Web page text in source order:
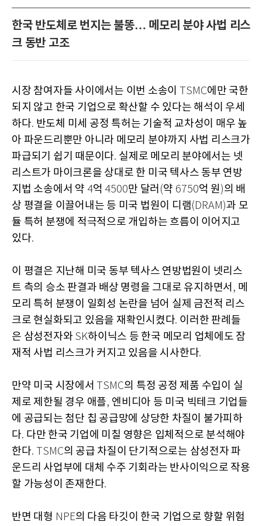
한국 반도체로 번지는 불똥… 메모리 분야 사법 리스
크 동반 고조
시장 참여자들 사이에서는 이번 소송이 TSMC에만 국한
되지 않고 한국 기업으로 확산할 수 있다는 해석이 우세
하다. 반도체 미세 공정 특허는 기술적 교차성이 매우 높
아 파운드리뿐만 아니라 메모리 분야까지 사법 리스크가
파급되기 쉽기 때문이다. 실제로 메모리 분야에서는 넷
리스트가 마이크론을 상대로 한 미국 텍사스 동부 연방
지법 소송에서 약 4억 4500만 달러 (약 6750억 원)의 배
상 평결을 이끌어내는 등 미국 법원이 디램(DRAM)과 모
듈 특허 분쟁에 적극적으로 개입하는 흐름이 이어지고
있다.
이 평결은 지난해 미국 동부 텍사스 연방법원이 넷리스
트 측의 승소 판결과 배상 명령을 그대로 유지하면서 , 메
모리 특허 분쟁이 일회성 논란을 넘어 실제 금전적 리스
크로 현실화되고 있음을 재확인시켰다. 이러한 판례들
은 삼성전자와 SK하이닉스 등 한국 메모리 업체에도 잠
재적 사법 리스크가 커지고 있음을 시사한다.
만약 미국 시장에서TSMC의 특정 공정 제품 수입이 실
제로 제한될 경우 애플, 엔비디아 등 미국 빅테크 기업들
에 공급되는 첨단 칩 공급망에 상당한 차질이 불가피하
다. 다만 한국 기업에 미칠 영향은 입체적으로 분석해야
한다. TSMC의 공급 차질이 단기적으로는 삼성전자 파
운드리 사업부에 대체 수주 기회라는 반사이익으로 작용
할 가능성이 존재한다.
반면 대형 NPE의 다음 타깃이 한국 기업으로 향할 위험